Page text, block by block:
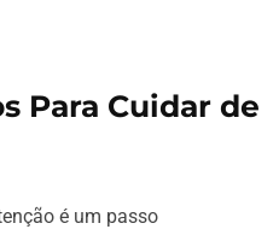
Para Cuidar de
é um passo